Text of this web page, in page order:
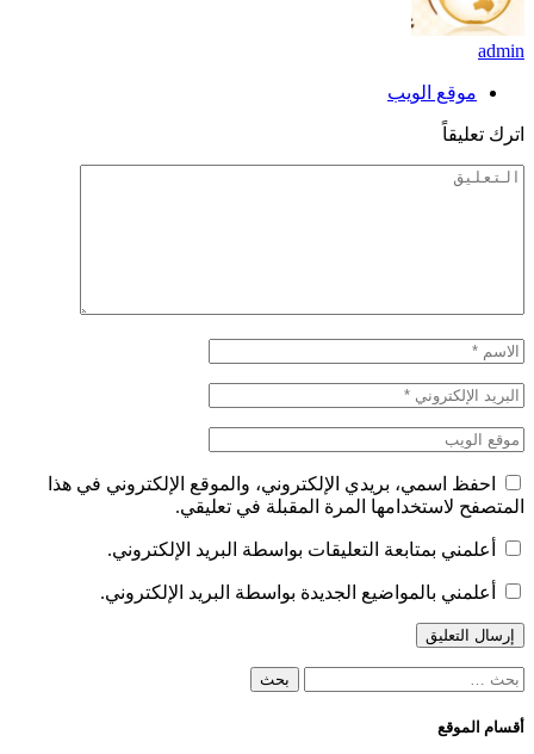
admin
موقع الويب
اترك تعليقاً
احفظ اسمي، بريدي الإلكتروني، والموقع الإلكتروني في هذا
المتصفح لاستخدامها المرة المقبلة في تعليقي.
أعلمني بمتابعة التعليقات بواسطة البريد الإلكتروني.
أعلمني بالمواضيع الجديدة بواسطة البريد الإلكتروني.
البحث
أقسام الموقع